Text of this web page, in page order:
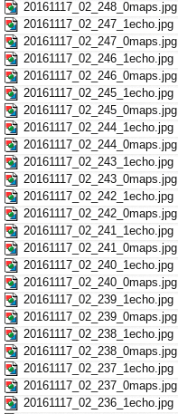
20161117_02_248_0maps.jpg
20161117_02_247_1echo.jpg
20161117_02_247_0maps.jpg
20161117_02_246_1echo.jpg
20161117_02_246_0maps.jpg
20161117_02_245_1echo.jpg
20161117_02_245_0maps.jpg
20161117_02_244_1echo.jpg
20161117_02_244_0maps.jpg
20161117_02_243_1echo.jpg
20161117_02_243_0maps.jpg
20161117_02_242_1echo.jpg
20161117_02_242_0maps.jpg
20161117_02_241_1echo.jpg
20161117_02_241_0maps.jpg
20161117_02_240_1echo.jpg
20161117_02_240_0maps.jpg
20161117_02_239_1echo.jpg
20161117_02_239_0maps.jpg
20161117_02_238_1echo.jpg
20161117_02_238_0maps.jpg
20161117_02_237_1echo.jpg
20161117_02_237_0maps.jpg
20161117_02_236_1echo.jpg